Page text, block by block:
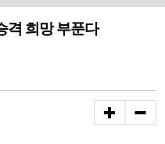
격 희망 부푼다